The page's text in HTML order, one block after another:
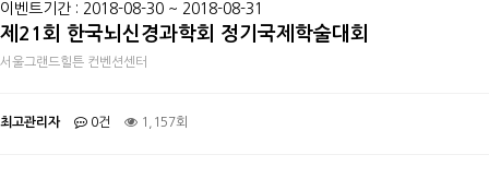
이벤트기간 : 2018-08-30 ~ 2018-08-31
제21회 한국뇌신경과학회 정기국제학술대회
서울그랜드힐튼 컨벤션센터
최고관리자 0건 1,157회